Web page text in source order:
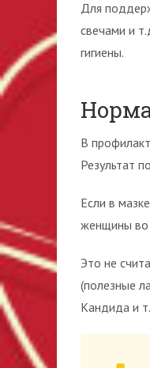
Для
свечами и
гигиены.
В
Результат
Если в
женщины во
Это не
(полезные
Кандида и